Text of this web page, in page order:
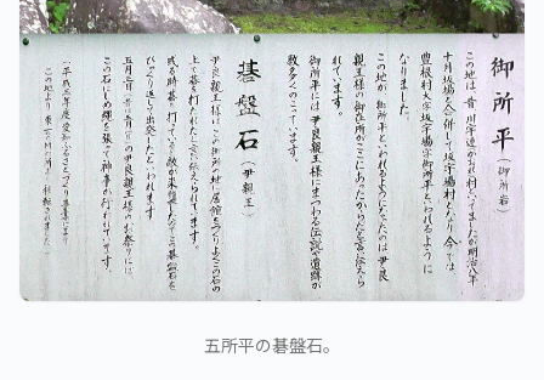
五所平の碁盤石。